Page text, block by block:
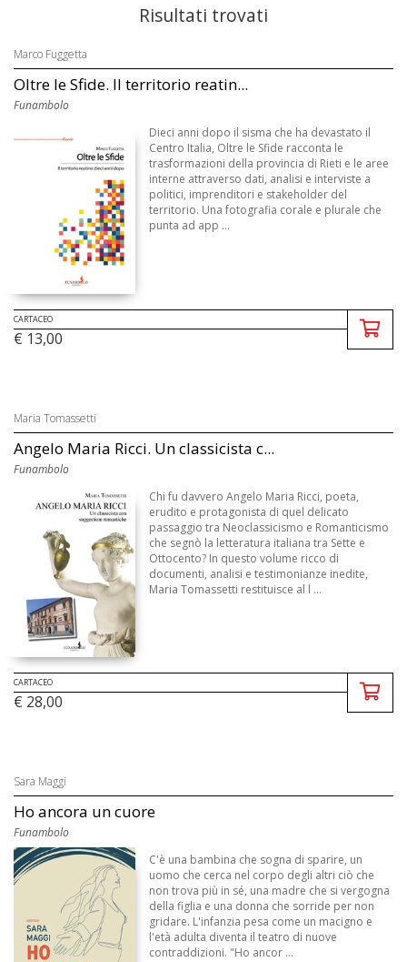
Risultati trovati
Marco Fuggetta
Oltre le Sfide. Il territorio reatin...
Funambolo
Dieci anni dopo il sisma che ha devastato il
Centro Italia, Oltre le Sfide racconta le
trasformazioni della provincia di Rieti e le aree
interne attraverso dati, analisi e interviste a
politici, imprenditori e stakeholder del
territorio. Una fotografia corale e plurale che
punta ad app ...
CARTACEO
€ 13,00
Maria Tomassetti
Angelo Maria Ricci. Un classicista c...
Funambolo
Chi fu davvero Angelo Maria Ricci, poeta,
erudito e protagonista di quel delicato
passaggio tra Neoclassicismo e Romanticismo
che segnò la letteratura italiana tra Sette e
Ottocento? In questo volume ricco di
documenti, analisi e testimonianze inedite,
Maria Tomassetti restituisce al l ...
CARTACEO
€ 28,00
Sara Maggi
Ho ancora un cuore
Funambolo
C'è una bambina che sogna di sparire, un
uomo che cerca nel corpo degli altri ciò che
non trova più in sé, una madre che si vergogna
della figlia e una donna che sorride per non
gridare. L'infanzia pesa come un macigno e
l'età adulta diventa il teatro di nuove
contraddizioni. "Ho ancor ...